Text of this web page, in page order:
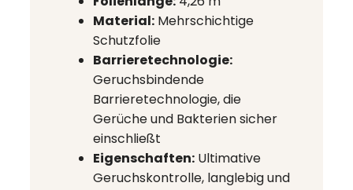
Material: Mehrschichtige
Schutzfolie
Barrieretechnologie:
Geruchsbindende
Barrieretechnologie, die
Gerüche und Bakterien sicher
einschließt
Eigenschaften: Ultimative
Geruchskontrolle, langlebig und